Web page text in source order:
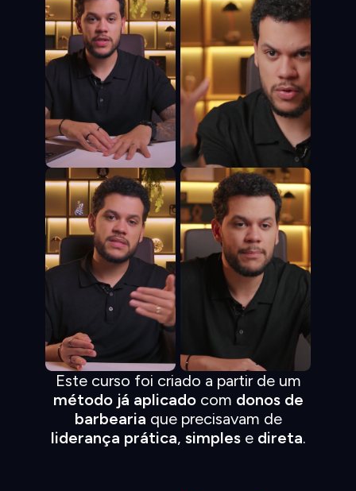
Este curso foi criado a partir de um
método já aplicadocom donos de
barbearia que precisavam de
liderança prática, simplese direta.